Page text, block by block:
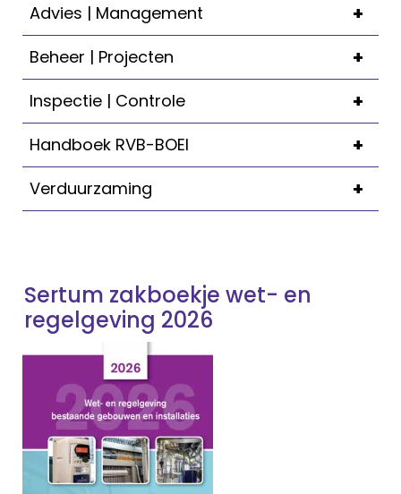
+
Advies | Management
+
Beheer | Projecten
+
Inspectie | Controle
+
Handboek RVB-BOEI
+
Verduurzaming
Sertum zakboekje wet- en
regelgeving 2026